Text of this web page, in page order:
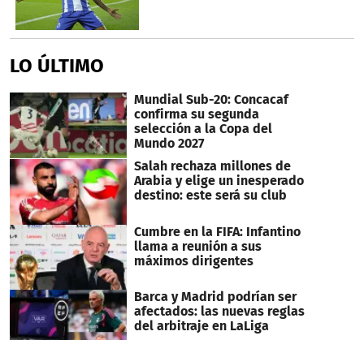
LO ÚLTIMO
Mundial Sub-20: Concacaf
confirma su segunda
selección a la Copa del
Mundo 2027
Salah rechaza millones de
Arabia y elige un inesperado
destino: este será su club
Cumbre en la FIFA: Infantino
llama a reunión a sus
máximos dirigentes
Barca y Madrid podrían ser
afectados: las nuevas reglas
del arbitraje en LaLiga